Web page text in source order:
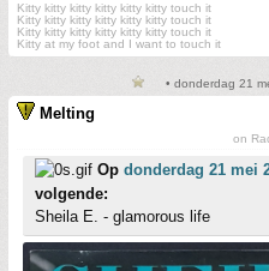
Kitty kitty kitty kitty kitty kitty touch it
Kitty kitty kitty kitty kitty kitty touch it
Kitty kitty kitty kitty kitty kitty touch it
Kitty at my foot and I want to touch it
• donderdag 21
Melting
on
Op donderdag 21 mei
volgende:
Sheila E. - glamorous life